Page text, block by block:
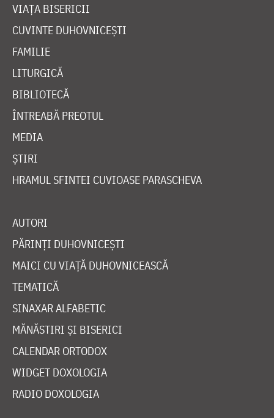
VIAȚA BISERICII
CUVINTE DUHOVNICEȘTI
FAMILIE
LITURGICĂ
BIBLIOTECĂ
ÎNTREABĂ PREOTUL
MEDIA
ȘTIRI
HRAMUL SFINTEI CUVIOASE PARASCHEVA
AUTORI
PĂRINȚI DUHOVNICEȘTI
MAICI CU VIAȚĂ DUHOVNICEASCĂ
TEMATICĂ
SINAXAR ALFABETIC
MĂNĂSTIRI ȘI BISERICI
CALENDAR ORTODOX
WIDGET DOXOLOGIA
RADIO DOXOLOGIA